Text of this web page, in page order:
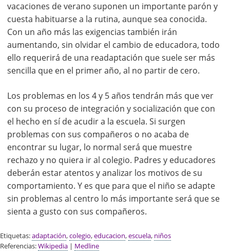
vacaciones de verano suponen un importante parón y
cuesta habituarse a la rutina, aunque sea conocida.
Con un año más las exigencias también irán
aumentando, sin olvidar el cambio de educadora, todo
ello requerirá de una readaptación que suele ser más
sencilla que en el primer año, al no partir de cero.
Los problemas en los 4 y 5 años tendrán más que ver
con su proceso de integración y socialización que con
el hecho en sí de acudir a la escuela. Si surgen
problemas con sus compañeros o no acaba de
encontrar su lugar, lo normal será que muestre
rechazo y no quiera ir al colegio. Padres y educadores
deberán estar atentos y analizar los motivos de su
comportamiento. Y es que para que el niño se adapte
sin problemas al centro lo más importante será que se
sienta a gusto con sus compañeros.
Etiquetas:adaptación,colegio,educacion,escuela, niños
Referencias:Wikipedia | Medline